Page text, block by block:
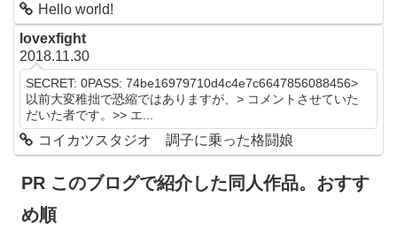
Hello world!
lovexfight
2018.11.30
SECRET: 0PASS: 74be16979710d4c4e7c6647856088456>
以前大変稚拙で恐縮ではありますが、> コメントさせていた
だいた者です。>> エ...
コイカツスタジオ 調子に乗った格闘娘
PR このブログで紹介した同人作品。おすす
め順